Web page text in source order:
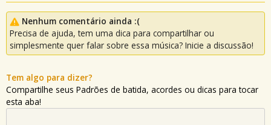
Nenhum comentário ainda :(
Precisa de ajuda, tem uma dica para compartilhar ou
simplesmente quer falar sobre essa música? Inicie a discussão!
Tem algo para dizer?
Compartilhe seus Padrões de batida, acordes ou dicas para tocar
esta aba!